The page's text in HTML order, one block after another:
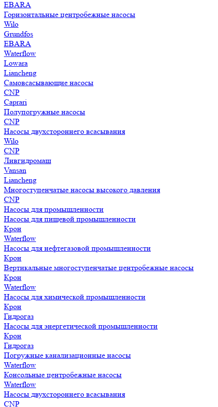
EBARA
Горизонтальные центробежные насосы
Wilo
Grundfos
EBARA
Waterflow
Lowara
Liancheng
Самовсасывающие насосы
CNP
Caprari
Полупогружные насосы
CNP
Насосы двухстороннего всасывания
Wilo
CNP
Ливгидромаш
Vansan
Liancheng
Многоступенчатые насосы высокого давления
CNP
Насосы для промышленности
Насосы для пищевой промышленности
Крон
Waterflow
Насосы для нефтегазовой промышленности
Крон
Вертикальные многоступенчатые центробежные насосы
Крон
Waterflow
Насосы для химической промышленности
Крон
Гидрогаз
Насосы для энергетической промышленности
Крон
Гидрогаз
Погружные канализационные насосы
Waterflow
Консольные центробежные насосы
Waterflow
Насосы двухстороннего всасывания
CNP